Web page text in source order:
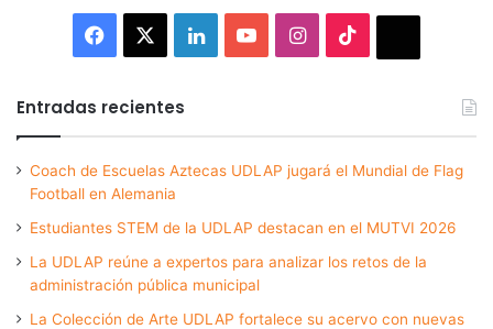
Facebook LinkedInYouTubeInstagram
Entradas recientes
Coach de Escuelas Aztecas UDLAP jugará el Mundial de Flag
Football en Alemania
Estudiantes STEM de la UDLAP destacan en el MUTVI 2026
La UDLAP reúne a expertos para analizar los retos de la
administración pública municipal
La Colección de Arte UDLAP fortalece su acervo con nuevas